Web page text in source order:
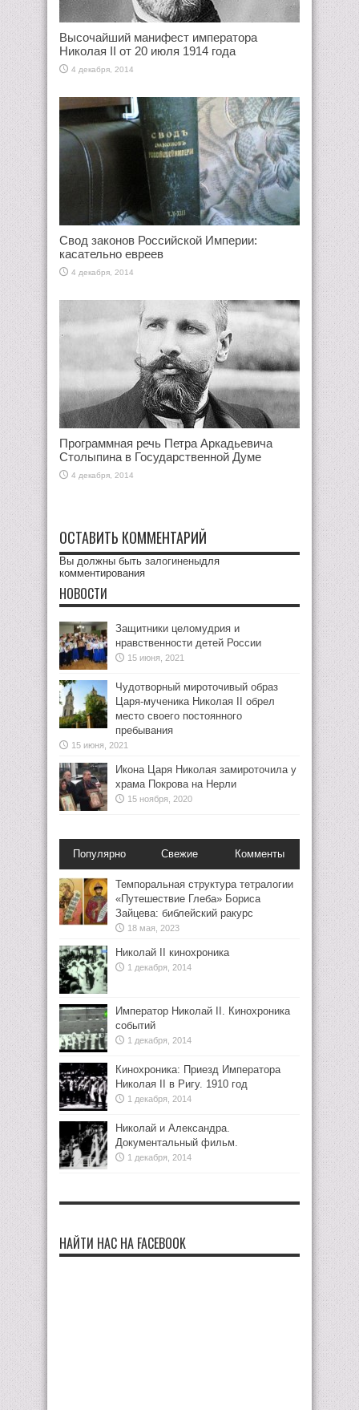
Высочайший манифест императора
Николая II от 20 июля 1914 года
4 декабря, 2014
Свод законов Российской Империи:
касательно евреев
4 декабря, 2014
Программная речь Петра Аркадьевича
Столыпина в Государственной Думе
4 декабря, 2014
ОСТАВИТЬ КОММЕНТАРИЙ
Вы должны быть залогиненыдля
комментирования
НОВОСТИ
Защитники целомудрия и
нравственности детей России
15 июня, 2021
Чудотворный мироточивый образ
Царя-мученика Николая II обрел
место своего постоянного
пребывания
15 июня, 2021
Икона Царя Николая замироточила у
храма Покрова на Нерли
15 ноября, 2020
Популярно Свежие Комменты
Темпоральная структура тетралогии
«Путешествие Глеба» Бориса
Зайцева: библейский ракурс
18 мая, 2023
Николай II кинохроника
1 декабря, 2014
Император Николай II. Кинохроника
событий
1 декабря, 2014
Кинохроника: Приезд Императора
Николая II в Ригу. 1910 год
1 декабря, 2014
Николай и Александра.
Документальный фильм.
1 декабря, 2014
НАЙТИ НАС НА FACEBOOK